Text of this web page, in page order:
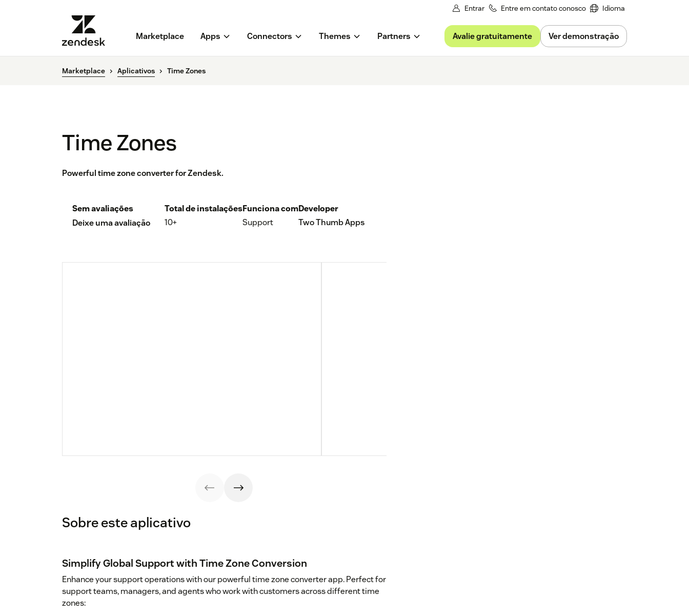
Entrar Entre em contato conosco Idioma
Marketplace Apps Connectors Themes Partners Avalie gratuitamente Ver demonstração
Marketplace Aplicativos Time Zones
Time Zones
Powerful time zone converter for Zendesk.
Sem avaliações
Deixe uma avaliação
Total de instalações
10+
Funciona com
Support
Developer
Two Thumb Apps
Sobre este aplicativo
Simplify Global Support with Time Zone Conversion
Enhance your support operations with our powerful time zone converter app. Perfect for
support teams, managers, and agents who work with customers across different time
zones: